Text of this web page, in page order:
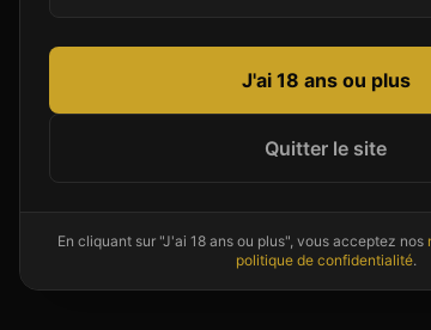
J'ai 18 ans ou plus
Quitter le site
En cliquant sur "J'ai 18 ans ou plus", vous acceptez nos
politique de confidentialité.
Par département en
3
établissement 1